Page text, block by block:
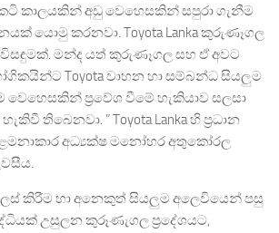
කාලයකින් අඩු වෙහෙසකින් සපුරා ගැනීම
යොමු කරනවා. Toyota Lanka කුරුණෑගල
විසඳුමක්. මන්ද යත් කුරුණෑගල සහ ඒ අවට
Toyota වාහන හා සම්බන්ධ සියලුම
වෙහෙසකින් ප්‍රවේශ වීමේ හැකියාව සලසා
තිබෙනවා. ” Toyota Lanka හි ප්‍රධාන
අධ්‍යක්ෂ මනෝහර අතුකෝරල
කිරීම හා අනෙකුත් සියලුම අලෙවියෙන් පසු
උසුලන කුරූණැගල ප්‍රදේශයට,